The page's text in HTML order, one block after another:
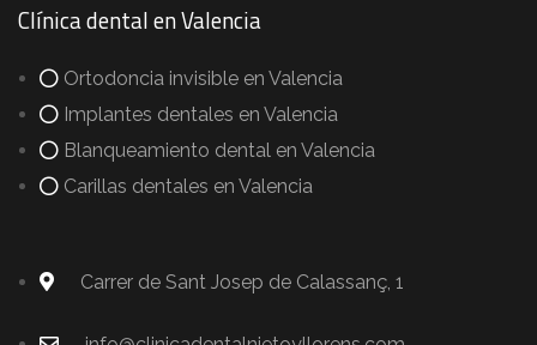
Clínica dental en Valencia
Ortodoncia invisible en Valencia
Implantes dentales en Valencia
Blanqueamiento dental en Valencia
Carillas dentales en Valencia
Carrer de Sant Josep de Calassanç, 1